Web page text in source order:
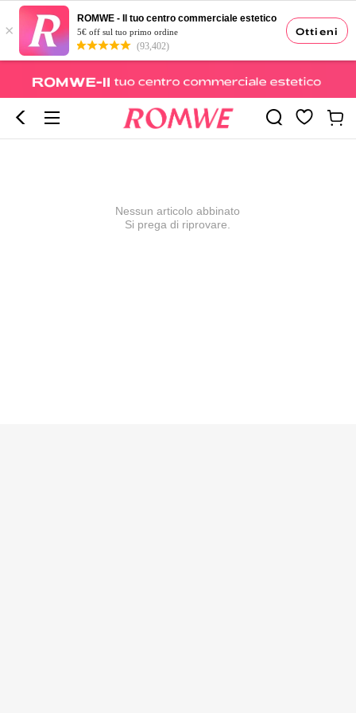
Ottieni
×
ROMWE - Il tuo centro commerciale estetico
5€ off sul tuo primo ordine
(93,402)
Nessun articolo abbinato
Si prega di riprovare.